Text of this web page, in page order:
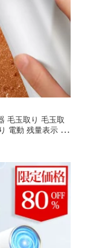
毛玉取り 毛玉取
電動 残量表示 ハ
びやすい 軽量 le
容量バッテリー